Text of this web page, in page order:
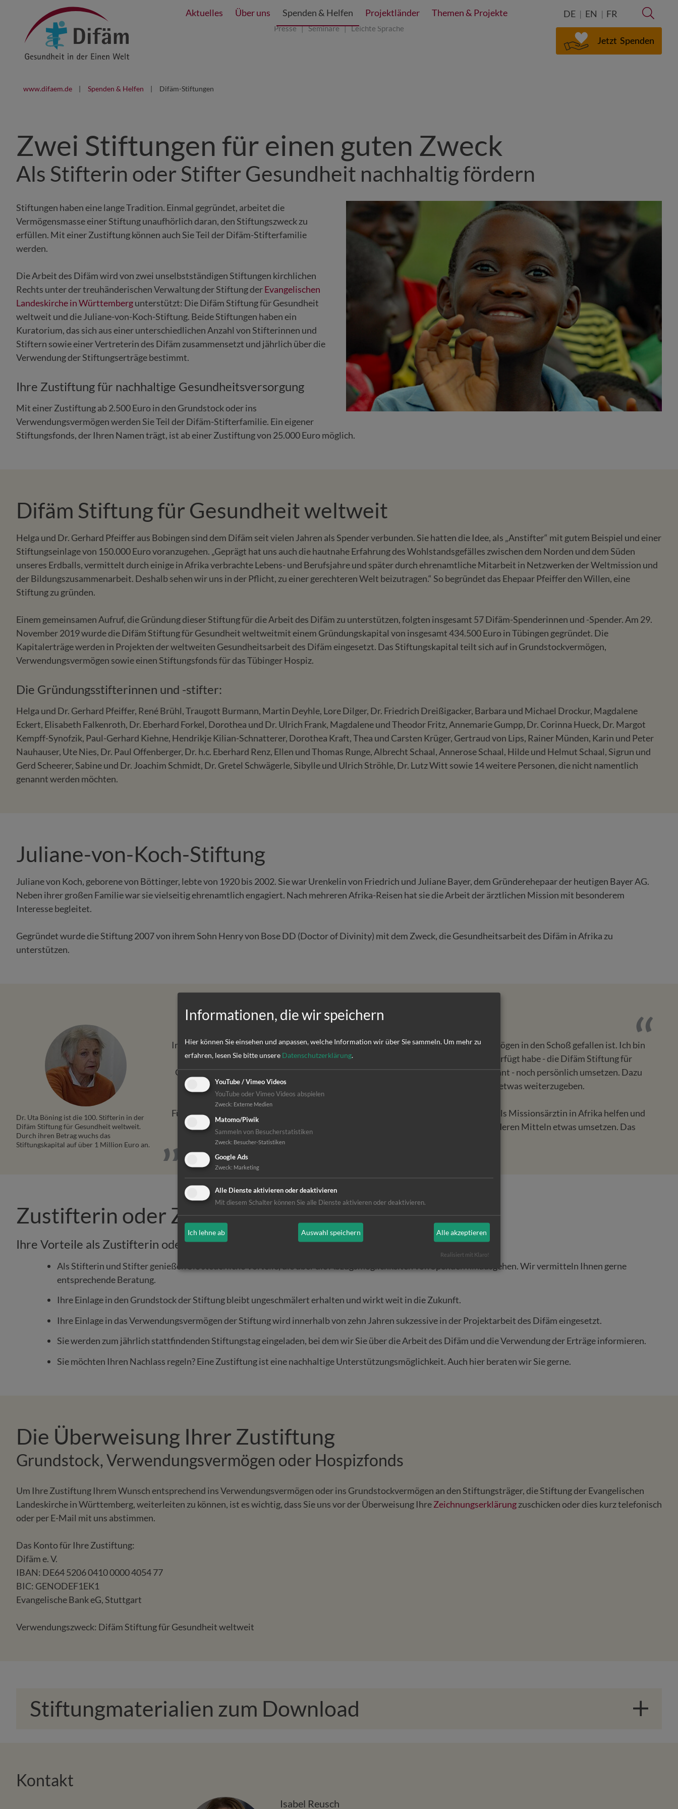
Presse Seminare Leichte Sprache
DE EN FR
Jetzt Spenden
Aktuelles Über uns Spenden & Helfen Projektländer Themen & Projekte
www.difaem.de Spenden & Helfen Difäm-Stiftungen
Zwei Stiftungen für einen guten Zweck
Als Stifterin oder Stifter Gesundheit nachhaltig fördern
Stiftungen haben eine lange Tradition. Einmal gegründet, arbeitet die
Vermögensmasse einer Stiftung unaufhörlich daran, den Stiftungszweck zu
erfüllen. Mit einer Zustiftung können auch Sie Teil der Difäm-Stifterfamilie
werden.
Die Arbeit des Difäm wird von zwei unselbstständigen Stiftungen kirchlichen
Rechts unter der treuhänderischen Verwaltung der Stiftung derEvangelischen
Landeskirche in Württembergunterstützt: Die Difäm Stiftung für Gesundheit
weltweit und die Juliane-von-Koch-Stiftung. Beide Stiftungen haben ein
Kuratorium, das sich aus einer unterschiedlichen Anzahl von Stifterinnen und
Stiftern sowie einer Vertreterin des Difäm zusammensetzt und jährlich über die
Verwendung der Stiftungserträge bestimmt.
Ihre Zustiftung für nachhaltige Gesundheitsversorgung
Mit einer Zustiftung ab 2.500 Euro in den Grundstock oder ins
Verwendungsvermögen werden Sie Teil der Difäm-Stifterfamilie. Ein eigener
Stiftungsfonds, der Ihren Namen trägt, ist ab einer Zustiftung von 25.000 Euro möglich.
Difäm Stiftung für Gesundheit weltweit
Helga und Dr. Gerhard Pfeiffer aus Bobingen sind dem Difäm seit vielen Jahren als Spender verbunden. Sie hatten die Idee, als „Anstifter“ mit gutem Beispiel und einer
Stiftungseinlage von 150.000 Euro voranzugehen. „Geprägt hat uns auch die hautnahe Erfahrung des Wohlstandsgefälles zwischen dem Norden und dem Süden
unseres Erdballs, vermittelt durch einige in Afrika verbrachte Lebens- und Berufsjahre und später durch ehrenamtliche Mitarbeit in Netzwerken der Weltmission und
der Bildungszusammenarbeit. Deshalb sehen wir uns in der Pflicht, zu einer gerechteren Welt beizutragen.“ So begründet das Ehepaar Pfeiffer den Willen, eine
Stiftung zu gründen.
Einem gemeinsamen Aufruf, die Gründung dieser Stiftung für die Arbeit des Difäm zu unterstützen, folgten insgesamt 57 Difäm-Spenderinnen und -Spender. Am 29.
November 2019 wurde die Difäm Stiftung für Gesundheit weltweitmit einem Gründungskapital von insgesamt 434.500 Euro in Tübingen gegründet. Die
Kapitalerträge werden in Projekten der weltweiten Gesundheitsarbeit des Difäm eingesetzt. Das Stiftungskapital teilt sich auf in Grundstockvermögen,
Verwendungsvermögen sowie einen Stiftungsfonds für das Tübinger Hospiz.
Die Gründungsstifterinnen und -stifter:
Helga und Dr. Gerhard Pfeiffer, René Brühl, Traugott Burmann, Martin Deyhle, Lore Dilger, Dr. Friedrich Dreißigacker, Barbara und Michael Drockur, Magdalene
Eckert, Elisabeth Falkenroth, Dr. Eberhard Forkel, Dorothea und Dr. Ulrich Frank, Magdalene und Theodor Fritz, Annemarie Gumpp, Dr. Corinna Hueck, Dr. Margot
Kempff-Synofzik, Paul-Gerhard Kiehne, Hendrikje Kilian-Schnatterer, Dorothea Kraft, Thea und Carsten Krüger, Gertraud von Lips, Rainer Münden, Karin und Peter
Nauhauser, Ute Nies, Dr. Paul Offenberger, Dr. h.c. Eberhard Renz, Ellen und Thomas Runge, Albrecht Schaal, Annerose Schaal, Hilde und Helmut Schaal, Sigrun und
Gerd Scheerer, Sabine und Dr. Joachim Schmidt, Dr. Gretel Schwägerle, Sibylle und Ulrich Ströhle, Dr. Lutz Witt sowie 14 weitere Personen, die nicht namentlich
genannt werden möchten.
Juliane-von-Koch-Stiftung
Juliane von Koch, geborene von Böttinger, lebte von 1920 bis 2002. Sie war Urenkelin von Friedrich und Juliane Bayer, dem Gründerehepaar der heutigen Bayer AG.
Neben ihrer großen Familie war sie vielseitig ehrenamtlich engagiert. Nach mehreren Afrika-Reisen hat sie die Arbeit der ärztlichen Mission mit besonderem
Interesse begleitet.
Gegründet wurde die Stiftung 2007 von ihrem Sohn Henry von Bose DD (Doctor of Divinity) mit dem Zweck, die Gesundheitsarbeit des Difäm in Afrika zu
unterstützen.
Dr. Uta Böning ist die 100. Stifterin in der
Difäm Stiftung für Gesundheit weltweit.
Durch ihren Betrag wuchs das
Stiftungskapital auf über 1 Million Euro an.
In meinem Leben hatte ich sehr viel Glück, auch weil mir durch günstige Fügung Vermögen in den Schoß gefallen ist. Ich bin
jetzt 75 Jahre alt und möchte einiges von dem, was ich testamentarisch bereits verfügt habe - die Difäm Stiftung für
Gesundheit weltweit habe ich als Spendenempfängerin in meinem Testament benannt - noch persönlich umsetzen. Dazu
gehört, anderen Menschen, die kein solch günstiges Schicksal haben, etwas weiterzugeben.
Für mich schließt sich mit meiner Zustiftung ein Kreis: Ich wollte als junger Mensch als Missionsärztin in Afrika helfen und
kann von dem damals aufgegebenen Vorhaben nun an meinem Lebensende mit anderen Mitteln etwas umsetzen. Das
Zustifterin oder Zustifter werden
Ihre Vorteile als Zustifterin oder Zustifter
Als Stifterin und Stifter genießen Sie steuerliche Vorteile, die über die Abzugsmöglichkeiten von Spenden hinausgehen. Wir vermitteln Ihnen gerne
entsprechende Beratung.
Ihre Einlage in den Grundstock der Stiftung bleibt ungeschmälert erhalten und wirkt weit in die Zukunft.
Ihre Einlage in das Verwendungsvermögen der Stiftung wird innerhalb von zehn Jahren sukzessive in der Projektarbeit des Difäm eingesetzt.
Sie werden zum jährlich stattfindenden Stiftungstag eingeladen, bei dem wir Sie über die Arbeit des Difäm und die Verwendung der Erträge informieren.
Sie möchten Ihren Nachlass regeln? Eine Zustiftung ist eine nachhaltige Unterstützungsmöglichkeit. Auch hier beraten wir Sie gerne.
Die Überweisung Ihrer Zustiftung
Grundstock, Verwendungsvermögen oder Hospizfonds
Um Ihre Zustiftung Ihrem Wunsch entsprechend ins Verwendungsvermögen oder ins Grundstockvermögen an den Stiftungsträger, die Stiftung der Evangelischen
Landeskirche in Württemberg, weiterleiten zu können, ist es wichtig, dass Sie uns vor der Überweisung IhreZeichnungserklärungzuschicken oder dies kurz telefonisch
oder per E-Mail mit uns abstimmen.
Das Konto für Ihre Zustiftung:
Difäm e. V.
IBAN: DE64 5206 0410 0000 4054 77
BIC: GENODEF1EK1
Evangelische Bank eG, Stuttgart
Verwendungszweck: Difäm Stiftung für Gesundheit weltweit
Stiftungmaterialien zum Download
Kontakt
Isabel Reusch
Informationen, die wir speichern
Hier können Sie einsehen und anpassen, welche Information wir über Sie sammeln. Um mehr zu
erfahren, lesen Sie bitte unsere Datenschutzerklärung.
YouTube / Vimeo Videos
YouTube oder Vimeo Videos abspielen
Zweck: Externe Medien
Matomo/Piwik
Sammeln von Besucherstatistiken
Zweck: Besucher-Statistiken
Google Ads
Zweck: Marketing
Alle Dienste aktivieren oder deaktivieren
Mit diesem Schalter können Sie alle Dienste aktivieren oder deaktivieren.
Ich lehne ab Auswahl speichern Alle akzeptieren
Realisiert mit Klaro!